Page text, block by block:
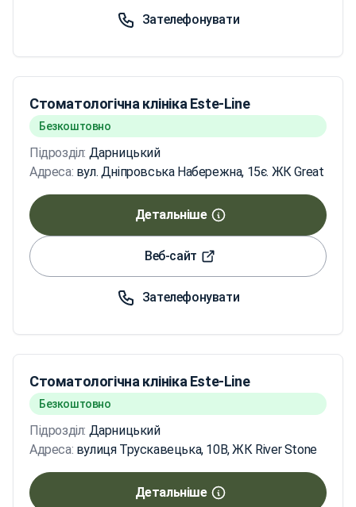
Зателефонувати
Стоматологічна клініка Este-Line
Безкоштовно
Підрозділ: Дарницький
Адреса: вул. Дніпровська Набережна, 15є. ЖК Great
Детальніше
Веб-сайт
Зателефонувати
Стоматологічна клініка Este-Line
Безкоштовно
Підрозділ: Дарницький
Адреса: вулиця Трускавецька, 10В, ЖК River Stone
Детальніше